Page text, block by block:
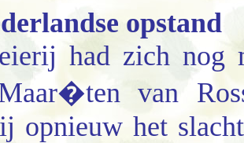
opstand
had zich nog
van
opnieuw het